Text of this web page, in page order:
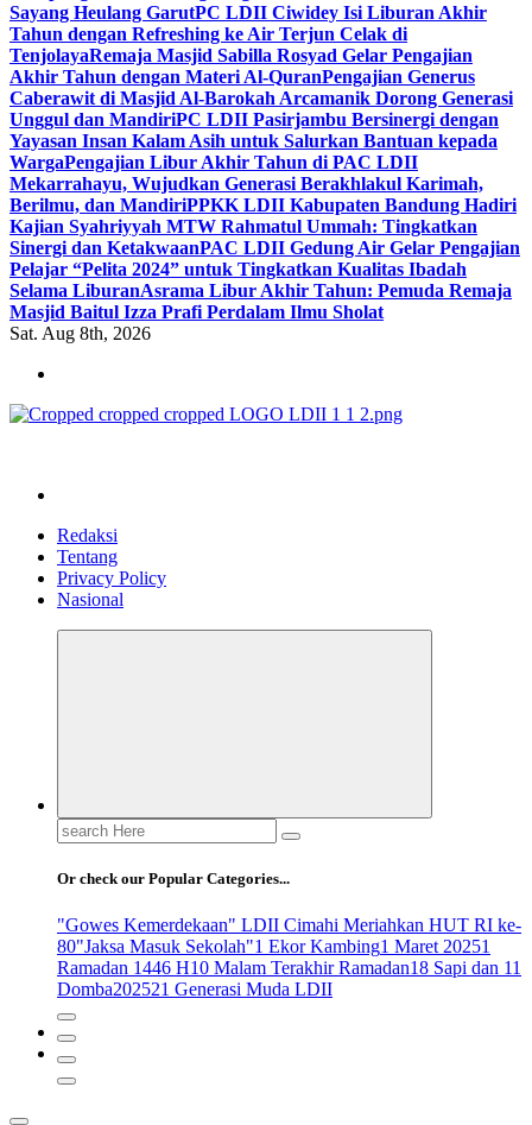
Sayang Heulang GarutPC LDII Ciwidey Isi Liburan Akhir
Tahun dengan Refreshing ke Air Terjun Celak di
TenjolayaRemaja Masjid Sabilla Rosyad Gelar Pengajian
Akhir Tahun dengan Materi Al-QuranPengajian Generus
Caberawit di Masjid Al-Barokah Arcamanik Dorong Generasi
Unggul dan MandiriPC LDII Pasirjambu Bersinergi dengan
Yayasan Insan Kalam Asih untuk Salurkan Bantuan kepada
WargaPengajian Libur Akhir Tahun di PAC LDII
Mekarrahayu, Wujudkan Generasi Berakhlakul Karimah,
Berilmu, dan MandiriPPKK LDII Kabupaten Bandung Hadiri
Kajian Syahriyyah MTW Rahmatul Ummah: Tingkatkan
Sinergi dan KetakwaanPAC LDII Gedung Air Gelar Pengajian
Pelajar “Pelita 2024” untuk Tingkatkan Kualitas Ibadah
Selama LiburanAsrama Libur Akhir Tahun: Pemuda Remaja
Masjid Baitul Izza Prafi Perdalam Ilmu Sholat
Sat. Aug 8th, 2026
Redaksi
Tentang
Privacy Policy
Nasional
Search
for:
Or check our Popular Categories...
"Gowes Kemerdekaan" LDII Cimahi Meriahkan HUT RI ke-
80"Jaksa Masuk Sekolah"1 Ekor Kambing1 Maret 20251
Ramadan 1446 H10 Malam Terakhir Ramadan18 Sapi dan 11
Domba202521 Generasi Muda LDII